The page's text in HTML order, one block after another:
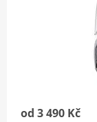
od 3 490 Kč